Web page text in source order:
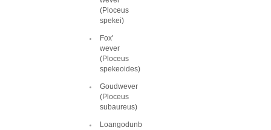
(Ploceus
spekei)
Fox'
wever
(Ploceus
spekeoides)
Goudwever
(Ploceus
subaureus)
Loangodunbekwever